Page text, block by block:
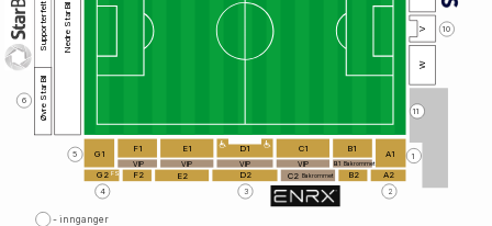
G1 F1 E1 D1 C1 B1 A1
G2 F2 E2 D2 C2 Bakrommet B2 A2
VIP VIP VIP VIP B1 Bakrommet
Nedre StarBil
Øvre StarBil
Supporterfelt
W
V
FS
10
1
2
3
4
5
6
- innganger
11